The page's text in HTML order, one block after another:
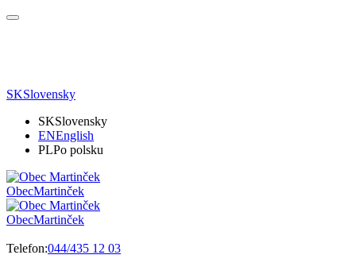
SKSlovensky
SKSlovensky
ENEnglish
PLPo polsku
ObecMartinček
ObecMartinček
Telefon:044/435 12 03